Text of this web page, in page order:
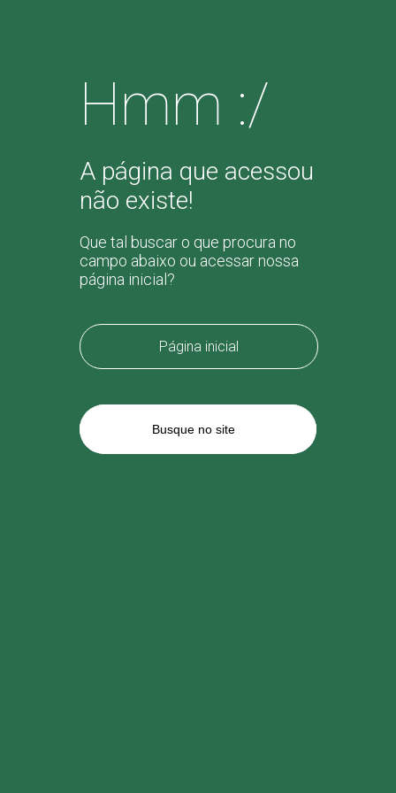
Hmm :/
A página que acessou
não existe!
Que tal buscar o que procura no
campo abaixo ou acessar nossa
página inicial?
Página inicial